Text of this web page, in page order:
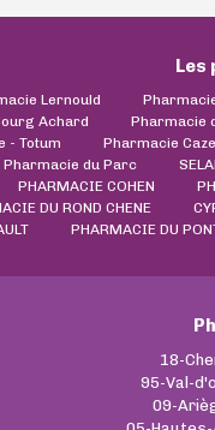
Les
Lernould
Achard Pharmacie
- Totum
Pharmacie Caze
Pharmacie du Parc
PHARMACIE COHEN
DU ROND CHENE
PHARMACIE DU
18-
95-Val-
09-